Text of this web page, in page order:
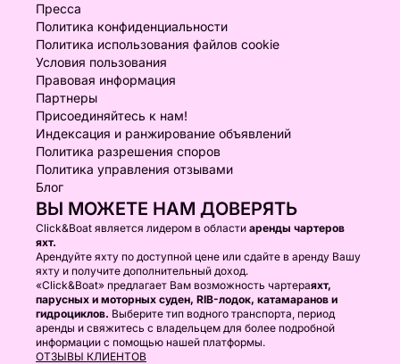
Пресса
Политика конфиденциальности
Политика использования файлов cookie
Условия пользования
Правовая информация
Партнеры
Присоединяйтесь к нам!
Индексация и ранжирование объявлений
Политика разрешения споров
Политика управления отзывами
Блог
ВЫ МОЖЕТЕ НАМ ДОВЕРЯТЬ
Click&Boat является лидером в области аренды чартеров
яхт.
Арендуйте яхту по доступной цене или сдайте в аренду Вашу
яхту и получите дополнительный доход.
«Click&Boat» предлагает Вам возможность чартераяхт,
парусных и моторных суден, RIB-лодок, катамаранов и
гидроциклов. Выберите тип водного транспорта, период
аренды и свяжитесь с владельцем для более подробной
информации с помощью нашей платформы.
ОТЗЫВЫ КЛИЕНТОВ